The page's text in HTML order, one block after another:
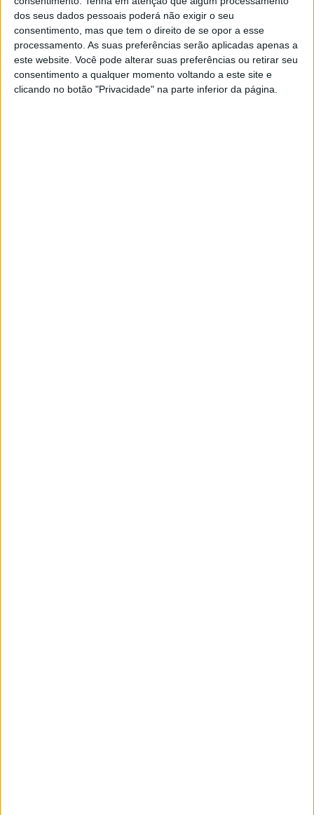
dos seus dados pessoais poderá não exigir o seu
consentimento, mas que tem o direito de se opor a esse
processamento. As suas preferências serão aplicadas apenas a
este website. Você pode alterar suas preferências ou retirar seu
consentimento a qualquer momento voltando a este site e
clicando no botão "Privacidade" na parte inferior da página.
Na corrida, eventualmente ganha pelo espanhol Álvaro